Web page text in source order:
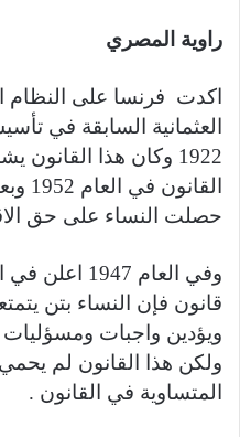
راوية المصري
اكدت فرنسا على النظام
العثمانية السابقة في
1922 وكان هذا
حصلت النساء على حق
قانون فإن النساء بتن
ويؤدين واجبات ومسؤليات
ولكن هذا القانون لم
المتساوية في القانون .